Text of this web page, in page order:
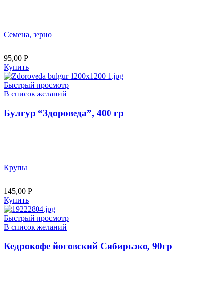
Семена, зерно
95,00 Р
Купить
Быстрый просмотр
В список желаний
Булгур “Здороведа”, 400 гр
Крупы
145,00 Р
Купить
Быстрый просмотр
В список желаний
Кедрокофе йоговский Сибирьэко, 90гр